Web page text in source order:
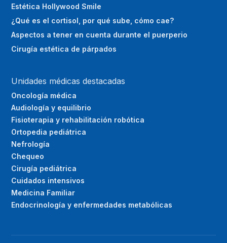
Estética Hollywood Smile
¿Qué es el cortisol, por qué sube, cómo cae?
Aspectos a tener en cuenta durante el puerperio
Cirugía estética de párpados
Unidades médicas destacadas
Oncología médica
Audiología y equilibrio
Fisioterapia y rehabilitación robótica
Ortopedia pediátrica
Nefrología
Chequeo
Cirugía pediátrica
Cuidados intensivos
Medicina Familiar
Endocrinología y enfermedades metabólicas